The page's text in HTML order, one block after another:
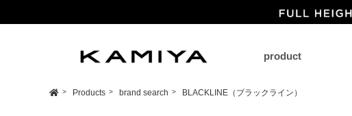
product
Products brand search BLACKLINE（ブラックライン）